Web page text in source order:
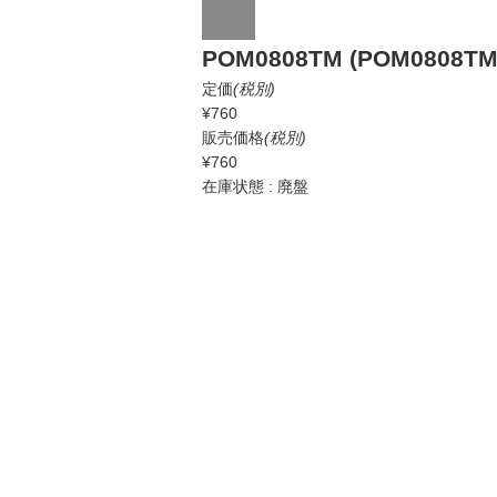
POM0808TM
定価(税別)
¥760
販売価格(税別)
¥760
在庫状態 : 廃盤